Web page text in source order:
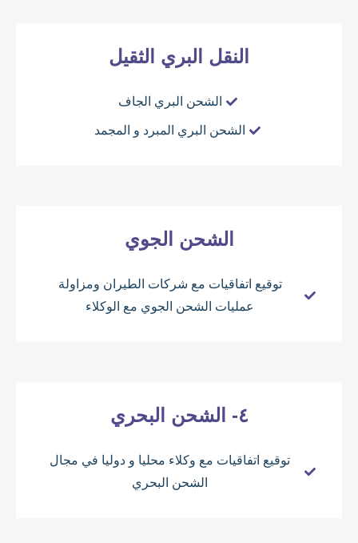
النقل البري الثقيل
الشحن البري الجاف
الشحن البري المبرد و المجمد
الشحن الجوي
توقيع اتفاقيات مع شركات الطيران ومزاولة
عمليات الشحن الجوي مع الوكلاء
توقيع اتفاقيات مع وكلاء محليا و دوليا في مجال
الشحن البحري